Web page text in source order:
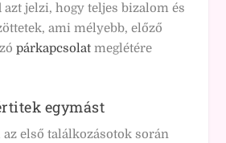
jelzi, hogy teljes bizalom és
ami mélyebb, előző
párkapcsolat meglétére
egymást
első találkozásotok során